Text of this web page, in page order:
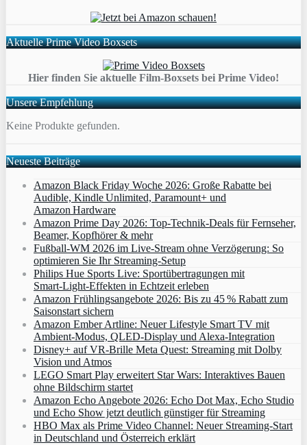
Aktuelle Prime Video Boxsets
Hier finden Sie aktuelle Film-Boxsets bei Prime Video!
Unsere Empfehlung
Keine Produkte gefunden.
Neueste Beiträge
Amazon Black Friday Woche 2026: Große Rabatte bei
Audible, Kindle Unlimited, Paramount+ und
Amazon Hardware
Amazon Prime Day 2026: Top-Technik-Deals für Fernseher,
Beamer, Kopfhörer & mehr
Fußball-WM 2026 im Live-Stream ohne Verzögerung: So
optimieren Sie Ihr Streaming-Setup
Philips Hue Sports Live: Sportübertragungen mit
Smart‑Light‑Effekten in Echtzeit erleben
Amazon Frühlingsangebote 2026: Bis zu 45 % Rabatt zum
Saisonstart sichern
Amazon Ember Artline: Neuer Lifestyle Smart TV mit
Ambient‑Modus, QLED‑Display und Alexa‑Integration
Disney+ auf VR-Brille Meta Quest: Streaming mit Dolby
Vision und Atmos
LEGO Smart Play erweitert Star Wars: Interaktives Bauen
ohne Bildschirm startet
Amazon Echo Angebote 2026: Echo Dot Max, Echo Studio
und Echo Show jetzt deutlich günstiger für Streaming
HBO Max als Prime Video Channel: Neuer Streaming‑Start
in Deutschland und Österreich erklärt